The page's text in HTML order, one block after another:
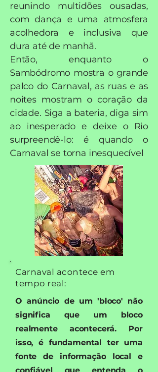
reunindo multidões ousadas,
com dança e uma atmosfera
acolhedora e inclusiva que
dura até de manhã.
Então, enquanto o
Sambódromo mostra o grande
palco do Carnaval, as ruas e as
noites mostram o coração da
cidade. Siga a bateria, diga sim
ao inesperado e deixe o Rio
surpreendê-lo: é quando o
Carnaval se torna inesquecível
Carnaval acontece em
tempo real:
O anúncio de um 'bloco' não
significa que um bloco
realmente acontecerá. Por
isso, é fundamental ter uma
fonte de informação local e